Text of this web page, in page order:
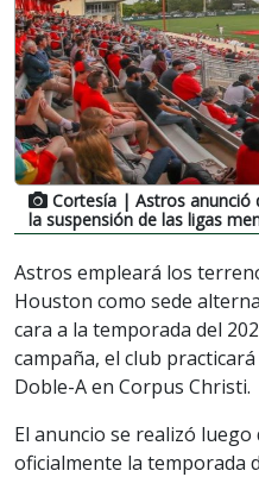
Cortesía | Astros anunció
la suspensión de las ligas
Astros empleará los
Houston como sede
cara a la temporada del
campaña, el club
Doble-A en Corpus Christi.
El anuncio se realizó luego
oficialmente la temporada